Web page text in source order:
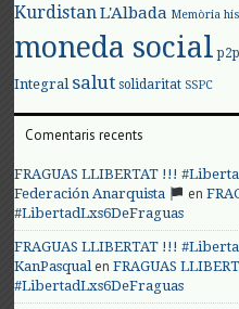
KurdistanL'Albada Memòria
moneda social
Integral salut solidaritat SSPC
Comentaris recents
FRAGUAS LLIBERTAT !!!
Federación Anarquista
en
#LibertadLxs6DeFraguas
FRAGUAS LLIBERTAT !!!
KanPasqualenFRAGUAS
#LibertadLxs6DeFraguas